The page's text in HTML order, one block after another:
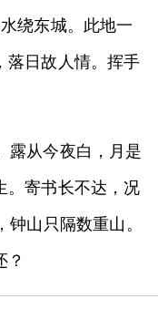
绕东城。此地一
落日故人情。挥手
露从今夜白，月是
。寄书长不达，况
山只隔数重山。
？